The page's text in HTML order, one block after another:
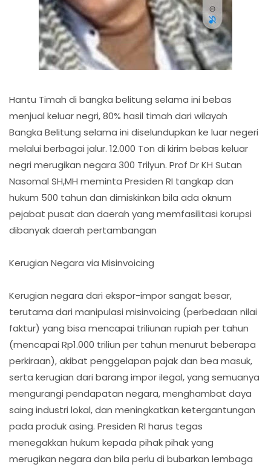
Hantu Timah di bangka belitung selama ini bebas
menjual keluar negri, 80% hasil timah dari wilayah
Bangka Belitung selama ini diselundupkan ke luar negeri
melalui berbagai jalur. 12.000 Ton di kirim bebas keluar
negri merugikan negara 300 Trilyun. Prof Dr KH Sutan
Nasomal SH,MH meminta Presiden RI tangkap dan
hukum 500 tahun dan dimiskinkan bila ada oknum
pejabat pusat dan daerah yang memfasilitasi korupsi
dibanyak daerah pertambangan
Kerugian Negara via Misinvoicing
Kerugian negara dari ekspor-impor sangat besar,
terutama dari manipulasi misinvoicing (perbedaan nilai
faktur) yang bisa mencapai triliunan rupiah per tahun
(mencapai Rp1.000 triliun per tahun menurut beberapa
perkiraan), akibat penggelapan pajak dan bea masuk,
serta kerugian dari barang impor ilegal, yang semuanya
mengurangi pendapatan negara, menghambat daya
saing industri lokal, dan meningkatkan ketergantungan
pada produk asing. Presiden RI harus tegas
menegakkan hukum kepada pihak pihak yang
merugikan negara dan bila perlu di bubarkan lembaga